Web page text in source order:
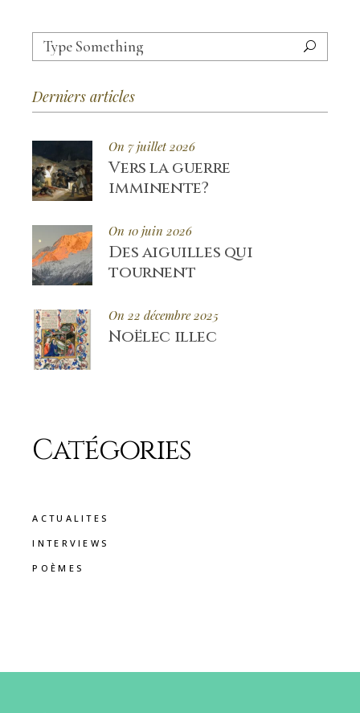
Search
for:
Derniers articles
On 7 juillet 2026
Vers la guerre
imminente?
On 10 juin 2026
Des aiguilles qui
tournent
On 22 décembre 2025
Noëlec illec
Catégories
ACTUALITES
INTERVIEWS
POÈMES